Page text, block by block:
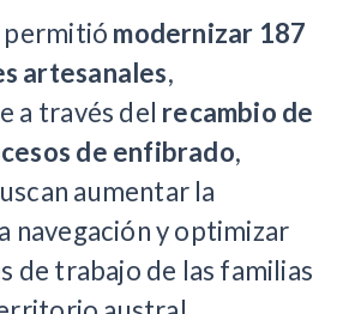
permitió modernizar 187
artesanales,
a través del recambio de
de enfibrado,
aumentar la
navegación y optimizar
de trabajo de las familias